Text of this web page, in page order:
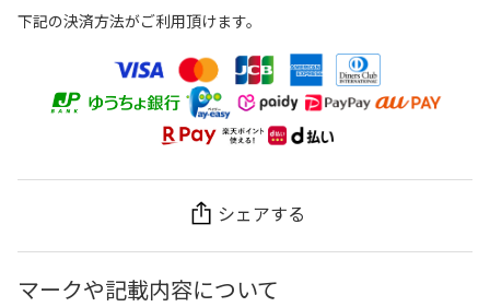
下記の決済方法がご利用頂けます。
シェアする
マークや記載内容について